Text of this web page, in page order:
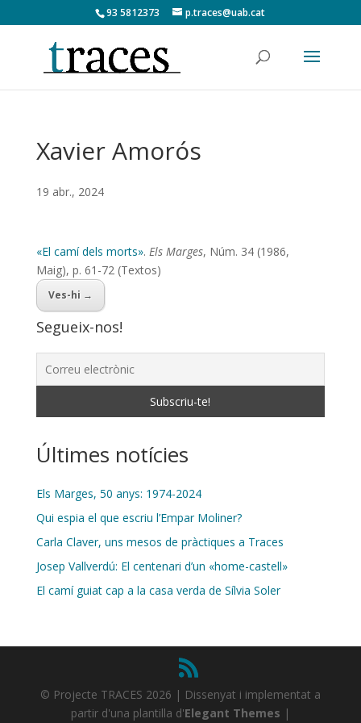
93 5812373 p.traces@uab.cat
Xavier Amorós
19 abr., 2024
«El camí dels morts». Els Marges, Núm. 34 (1986,
Maig), p. 61-72 (Textos)
Ves-hi →
Segueix-nos!
Últimes notícies
Els Marges, 50 anys: 1974-2024
Qui espia el que escriu l’Empar Moliner?
Carla Claver, uns mesos de pràctiques a Traces
Josep Vallverdú: El centenari d’un «home-castell»
El camí guiat cap a la casa verda de Sílvia Soler
© Projecte TRACES 2026 | Dissenyat i implementat a
partir d'una plantilla d'Elegant Themes |